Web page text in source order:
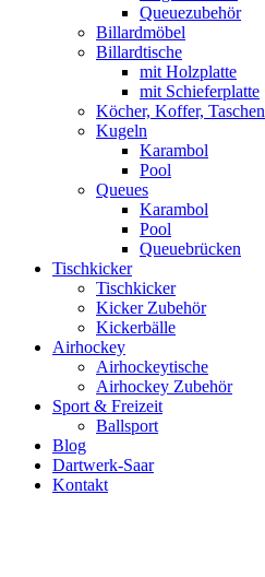
Queuezubehör
Billardmöbel
Billardtische
mit Holzplatte
mit Schieferplatte
Köcher, Koffer, Taschen
Kugeln
Karambol
Pool
Queues
Karambol
Pool
Queuebrücken
Tischkicker
Tischkicker
Kicker Zubehör
Kickerbälle
Airhockey
Airhockeytische
Airhockey Zubehör
Sport & Freizeit
Ballsport
Blog
Dartwerk-Saar
Kontakt